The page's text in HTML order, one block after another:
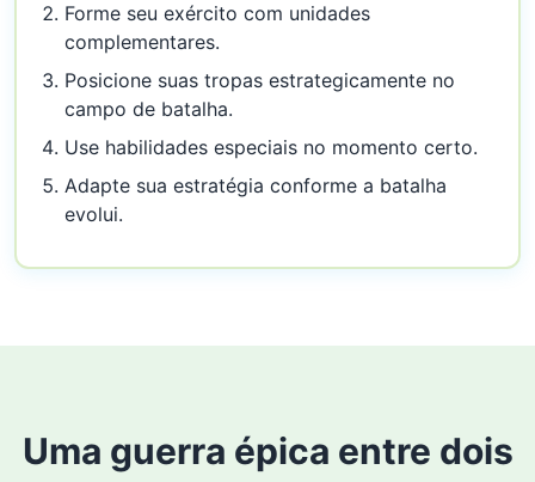
Forme seu exército com unidades
complementares.
Posicione suas tropas estrategicamente no
campo de batalha.
Use habilidades especiais no momento certo.
Adapte sua estratégia conforme a batalha
evolui.
Uma guerra épica entre dois